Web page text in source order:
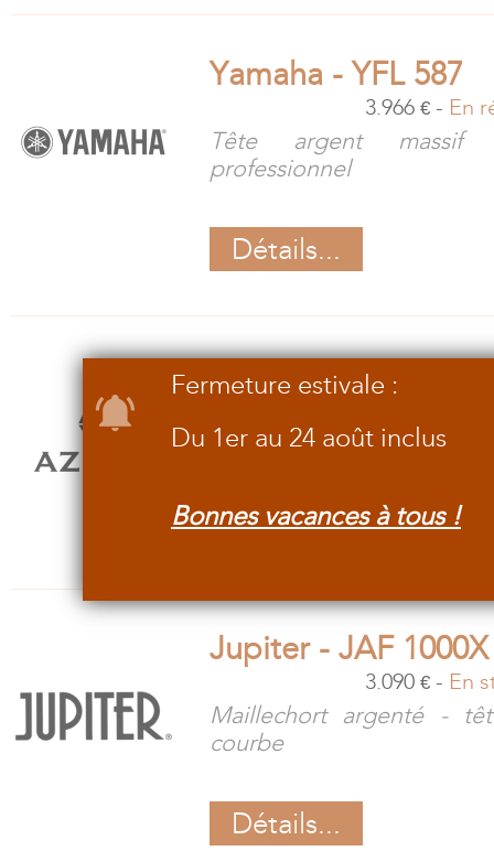
Yamaha - YFL 587
3.966 € - En
Tête argent massif
professionnel
Détails...
Azumi - AZ-Z3
Tête Altus et tube argent
Détails et options...
Jupiter - JAF 1000X
3.090 € - En
Maillechort argenté -
courbe
Détails...
Fermeture estivale :
Du 1er au 24 août inclus
Bonnes vacances à tous !